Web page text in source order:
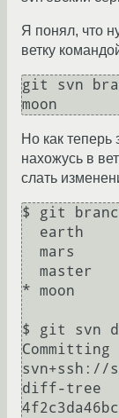
Я понял, что
ветку
git svn
moon
Но как
нахожусь в
слать
$ git
* moon
$ git svn
Committing
svn+ssh://
diff-tree